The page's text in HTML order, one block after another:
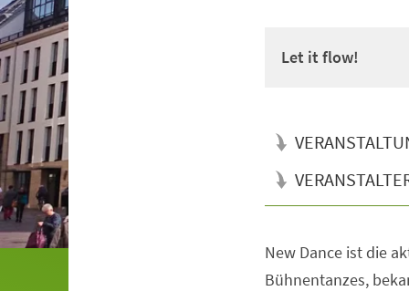
Let it flow!
New Dance ist die
Bühnentanzes,